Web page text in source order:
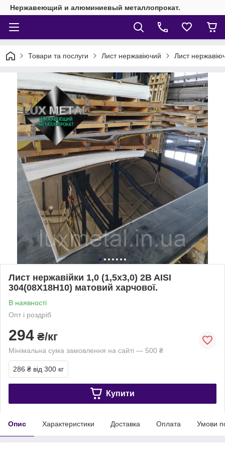
Нержавеющий и алюминиевый металлопрокат.
Товари та послуги Лист нержавіючий Лист
Лист нержавійки 1,0 (1,5х3,0) 2B AISI
304(08Х18Н10) матовий харчової.
В наявності
Опт і роздріб
294 ₴/кг
Мінімальна сума замовлення на сайті — 500 ₴
286 ₴ від 300 кг
Купити
Опис Характеристики Доставка Оплата Умови